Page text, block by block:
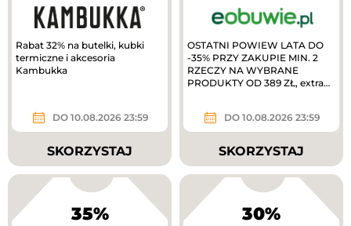
Rabat 32% na butelki, kubki
termiczne i akcesoria
Kambukka
DO 10.08.2026 23:59
SKORZYSTAJ
OSTATNI POWIEW LATA DO
-35% PRZY ZAKUPIE MIN. 2
RZECZY NA WYBRANE
PRODUKTY OD 389 ZŁ, extra
DO 10.08.2026 23:59
SKORZYSTAJ
35% 30%